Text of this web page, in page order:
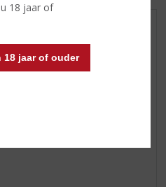
18 jaar of
18 jaar of ouder